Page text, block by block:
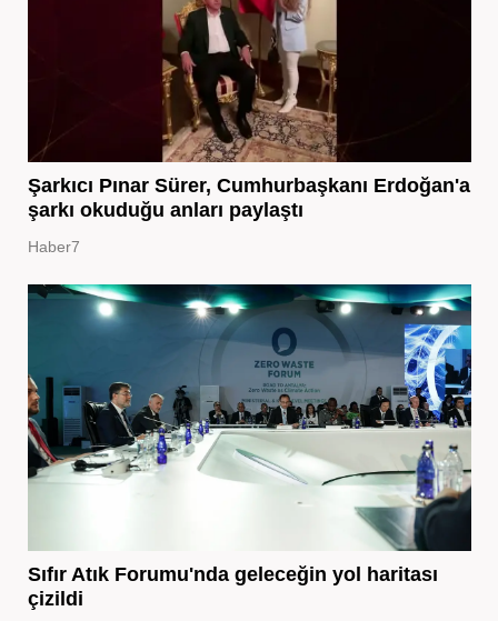
Şarkıcı Pınar Sürer, Cumhurbaşkanı Erdoğan'a
şarkı okuduğu anları paylaştı
Haber7
Sıfır Atık Forumu'nda geleceğin yol haritası
çizildi